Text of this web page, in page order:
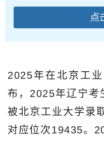
点
2025年在北京工
布，2025年辽宁考
被北京工业大学录
对应位次19435。